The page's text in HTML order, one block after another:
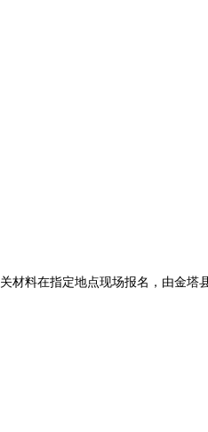
料在指定地点现场报名，由金塔